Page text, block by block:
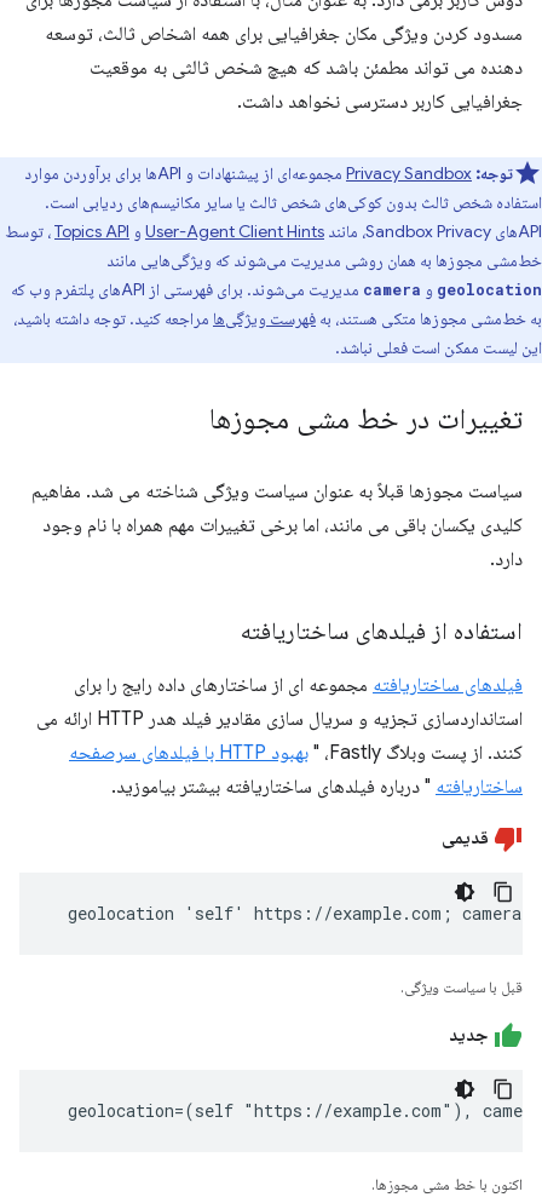
مسدود کردن ویژگی مکان جغرافیایی برای همه اشخاص ثالث، توسعه
دهنده می تواند مطمئن باشد که هیچ شخص ثالثی به موقعیت
جغرافیایی کاربر دسترسی نخواهد داشت.
توجه: Privacy Sandbox
مجموعه‌ای از پیشنهادات و APIها برای برآوردن موارد
استفاده شخص ثالث بدون کوکی‌های شخص ثالث یا سایر مکانیسم‌های ردیابی است.
APIهای Sandbox Privacy، مانند
User-Agent Client Hints و Topics API، توسط
خط‌مشی مجوزها به همان روشی مدیریت می‌شوند که ویژگی‌هایی مانند
geolocation و camera
مدیریت می‌شوند. برای فهرستی از APIهای پلتفرم وب که
به خط‌مشی مجوزها متکی هستند، به فهرست ویژگی‌ها مراجعه کنید. توجه داشته باشید،
این لیست ممکن است فعلی نباشد.
تغییرات در خط مشی مجوزها
سیاست مجوزها قبلاً به عنوان سیاست ویژگی شناخته می شد. مفاهیم
کلیدی یکسان باقی می مانند، اما برخی تغییرات مهم همراه با نام وجود
دارد.
استفاده از فیلدهای ساختاریافته
فیلدهای ساختاریافته مجموعه ای از ساختارهای داده رایج را برای
استانداردسازی تجزیه و سریال سازی مقادیر فیلد هدر HTTP ارائه می
کنند. از پست وبلاگ Fastly، "
بهبود HTTP با فیلدهای سرصفحه
ساختاریافته " درباره فیلدهای ساختاریافته بیشتر بیاموزید.
قدیمی
geolocation 'self' https://example.com; camera
قبل با سیاست ویژگی.
جدید
geolocation=(self "https://example.com"),
اکنون با خط مشی مجوزها.